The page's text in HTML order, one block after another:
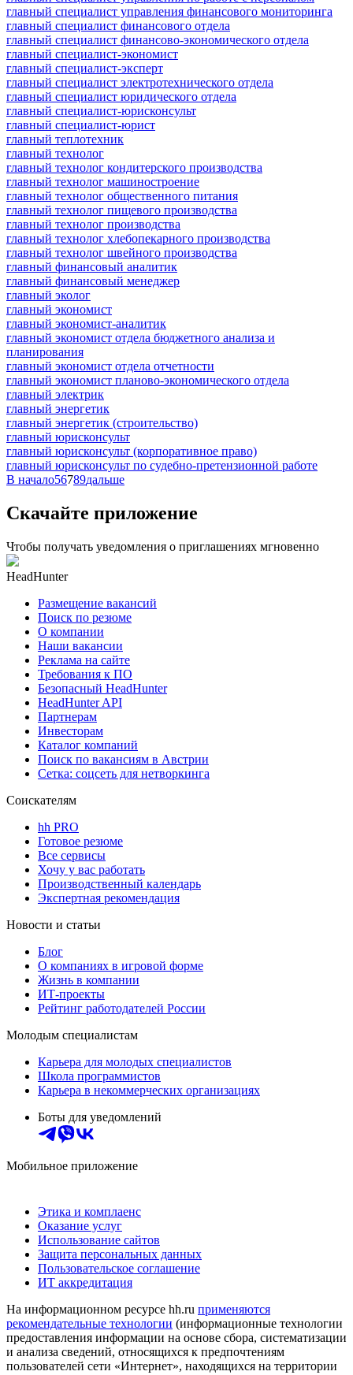
главный специалист управления финансового мониторинга
главный специалист финансового отдела
главный специалист финансово-экономического отдела
главный специалист-экономист
главный специалист-эксперт
главный специалист электротехнического отдела
главный специалист юридического отдела
главный специалист-юрисконсульт
главный специалист-юрист
главный теплотехник
главный технолог
главный технолог кондитерского производства
главный технолог машиностроение
главный технолог общественного питания
главный технолог пищевого производства
главный технолог производства
главный технолог хлебопекарного производства
главный технолог швейного производства
главный финансовый аналитик
главный финансовый менеджер
главный эколог
главный экономист
главный экономист-аналитик
главный экономист отдела бюджетного анализа и
планирования
главный экономист отдела отчетности
главный экономист планово-экономического отдела
главный электрик
главный энергетик
главный энергетик (строительство)
главный юрисконсульт
главный юрисконсульт (корпоративное право)
главный юрисконсульт по судебно-претензионной работе
В начало56789дальше
Скачайте приложение
Чтобы получать уведомления о приглашениях мгновенно
HeadHunter
Размещение вакансий
Поиск по резюме
О компании
Наши вакансии
Реклама на сайте
Требования к ПО
Безопасный HeadHunter
HeadHunter API
Партнерам
Инвесторам
Каталог компаний
Поиск по вакансиям в Австрии
Сетка: соцсеть для нетворкинга
Соискателям
hh PRO
Готовое резюме
Все сервисы
Хочу у вас работать
Производственный календарь
Экспертная рекомендация
Новости и статьи
Блог
О компаниях в игровой форме
Жизнь в компании
ИТ-проекты
Рейтинг работодателей России
Молодым специалистам
Карьера для молодых специалистов
Школа программистов
Карьера в некоммерческих организациях
Боты для уведомлений
Мобильное приложение
Этика и комплаенс
Оказание услуг
Использование сайтов
Защита персональных данных
Пользовательское соглашение
ИТ аккредитация
На информационном ресурсе hh.ru применяются
рекомендательные технологии (информационные технологии
предоставления информации на основе сбора, систематизации
и анализа сведений, относящихся к предпочтениям
пользователей сети «Интернет», находящихся на территории